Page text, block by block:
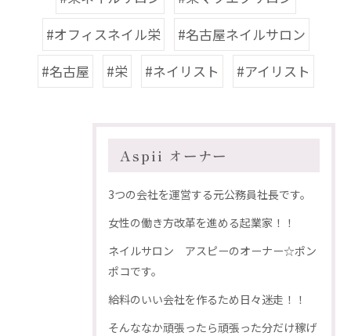
#オフィスネイル栄
#名古屋ネイルサロン
#名古屋
#栄 #ネイリスト #アイリスト
Aspii オーナー
3つの会社を運営する元公務員社長です。
女性の働き方改革を進める起業家！！
ネイルサロン アスピーのオーナー☆ポン
ポコです。
給料のいい会社を作るため日々迷走！！
そんななか頑張ったら頑張った分だけ稼げ